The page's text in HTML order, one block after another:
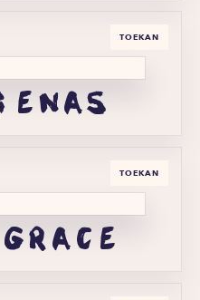
TOEKAN
TOEKAN